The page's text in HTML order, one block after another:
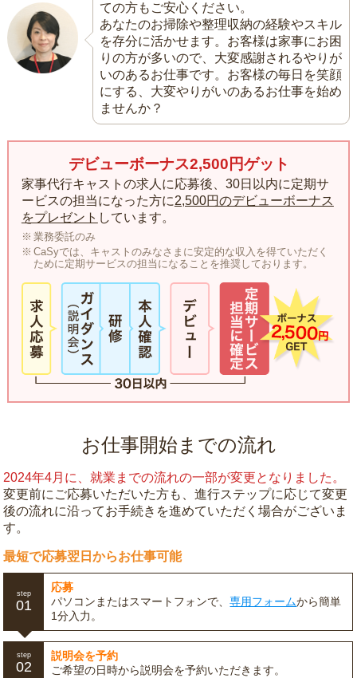
ての方もご安心ください。
あなたのお掃除や整理収納の経験やスキル
を存分に活かせます。お客様は家事にお困
りの方が多いので、大変感謝されるやりが
いのあるお仕事です。お客様の毎日を笑顔
にする、大変やりがいのあるお仕事を始め
ませんか？
デビューボーナス2,500円ゲット
家事代行キャストの求人に応募後、30日以内に定期サ
ービスの担当になった方に2,500円のデビューボーナス
をプレゼント しています。
業務委託のみ
CaSyでは、キャストのみなさまに安定的な収入を得ていただく
ために定期サービスの担当になることを推奨しております。
お仕事開始までの流れ
2024年4月に、就業までの流れの一部が変更となりました。
変更前にご応募いただいた方も、進行ステップに応じて変更
後の流れに沿ってお手続きを進めていただく場合がございま
す。
最短で応募翌日からお仕事可能
step
01
応募
パソコンまたはスマートフォンで、専用フォームから簡単
1分入力。
step
02
説明会を予約
ご希望の日時から説明会を予約いただきます。